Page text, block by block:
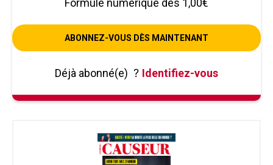
Formule numérique dès 1,00€
ABONNEZ-VOUS DÈS MAINTENANT
Déjà abonné(e) ? Identifiez-vous